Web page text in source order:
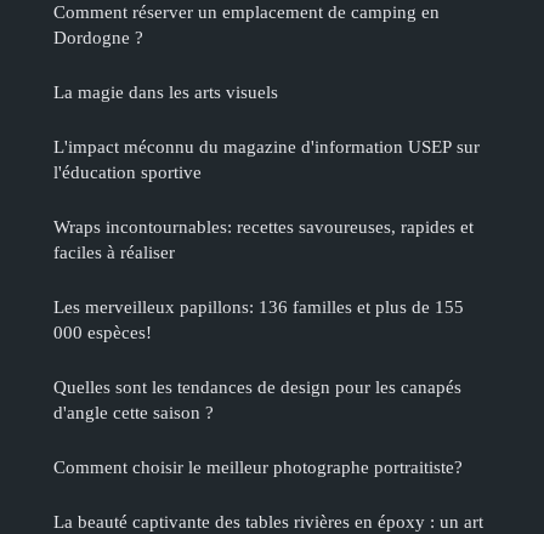
Comment réserver un emplacement de camping en
Dordogne ?
La magie dans les arts visuels
L'impact méconnu du magazine d'information USEP sur
l'éducation sportive
Wraps incontournables: recettes savoureuses, rapides et
faciles à réaliser
Les merveilleux papillons: 136 familles et plus de 155
000 espèces!
Quelles sont les tendances de design pour les canapés
d'angle cette saison ?
Comment choisir le meilleur photographe portraitiste?
La beauté captivante des tables rivières en époxy : un art